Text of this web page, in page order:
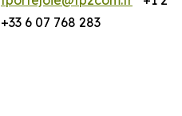
+33 6 07 768 283